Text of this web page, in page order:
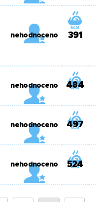
nehodnoceno 391
nehodnoceno 484
nehodnoceno 497
nehodnoceno 524